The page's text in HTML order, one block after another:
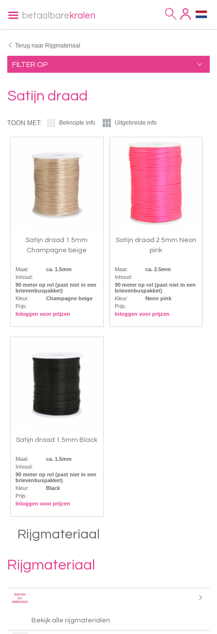
betaalbare kralen
Terug naar Rijgmateriaal
FILTER OP
Satijn draad
TOON MET: Beknopte info Uitgebreide info
Satijn draad 1.5mm
Champagne beige
Maat:
ca. 1.5mm
Inhoud:
90 meter op rol (past niet in een
brievenbuspakket)
Kleur:
Champagne beige
Prijs:
Inloggen voor prijzen
Satijn draad 2.5mm Neon
pink
Maat:
ca. 2.5mm
Inhoud:
90 meter op rol (past niet in een
brievenbuspakket)
Kleur:
Neon pink
Prijs:
Inloggen voor prijzen
Satijn draad 1.5mm Black
Maat:
ca. 1.5mm
Inhoud:
90 meter op rol (past niet in een
brievenbuspakket)
Kleur:
Black
Prijs:
Inloggen voor prijzen
Rijgmateriaal
Rijgmateriaal
Bekijk alle rijgmaterialen